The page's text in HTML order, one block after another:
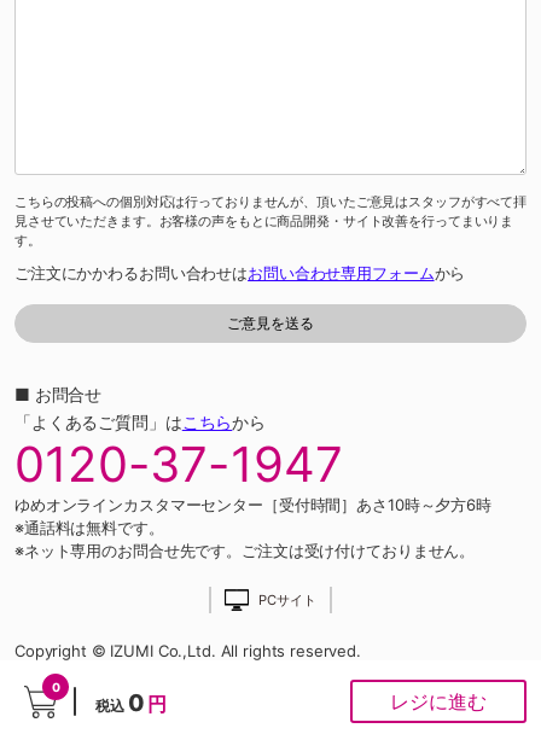
0
税込 0 円 レジに進む
こちらの投稿への個別対応は行っておりませんが、頂いたご意見はスタッフがすべて拝
見させていただきます。お客様の声をもとに商品開発・サイト改善を行ってまいりま
す。
ご注文にかかわるお問い合わせはお問い合わせ専用フォームから
■ お問合せ
「よくあるご質問」はこちらから
0120-37-1947
ゆめオンラインカスタマーセンター［受付時間］あさ10時～夕方6時
※通話料は無料です。
※ネット専用のお問合せ先です。ご注文は受け付けておりません。
PCサイト
Copyright © IZUMI Co.,Ltd. All rights reserved.